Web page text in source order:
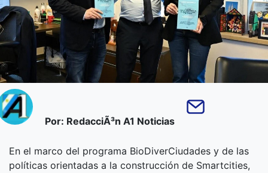
Por: RedacciÃ³n A1 Noticias
En el marco del programa BioDiverCiudades y de las
políticas orientadas a la construcción de Smartcities,